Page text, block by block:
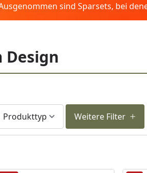
sind Sparsets, bei
Design
Produkttyp Weitere Filter